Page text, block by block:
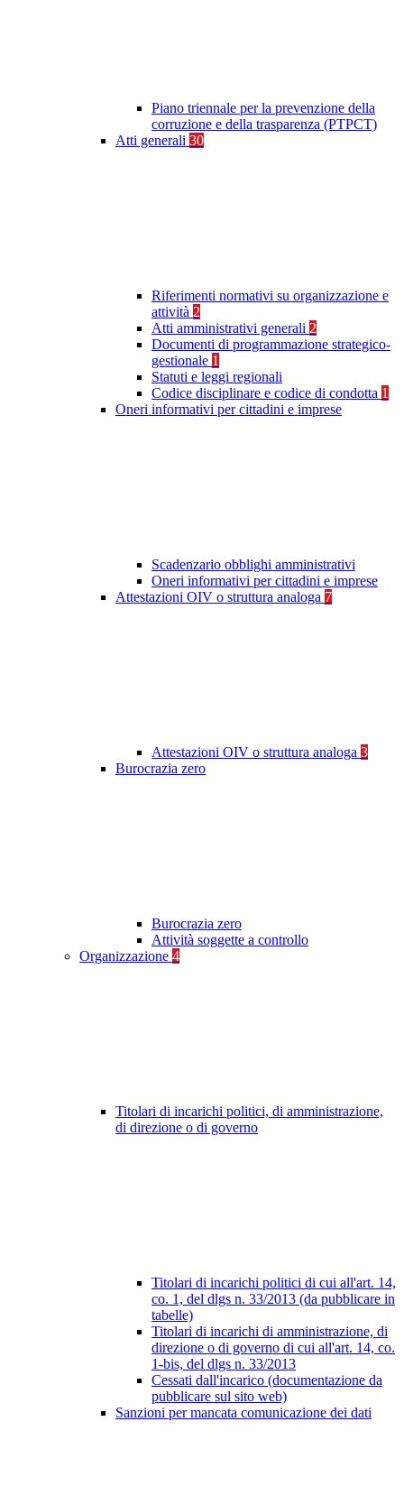
Piano triennale per la prevenzione della
corruzione e della trasparenza (PTPCT)
Atti generali 30
Riferimenti normativi su organizzazione e
attività 2
Atti amministrativi generali 2
Documenti di programmazione strategico-
gestionale 1
Statuti e leggi regionali
Codice disciplinare e codice di condotta 1
Oneri informativi per cittadini e imprese
Scadenzario obblighi amministrativi
Oneri informativi per cittadini e imprese
Attestazioni OIV o struttura analoga 7
Attestazioni OIV o struttura analoga 3
Burocrazia zero
Burocrazia zero
Attività soggette a controllo
Organizzazione 4
Titolari di incarichi politici, di amministrazione,
di direzione o di governo
Titolari di incarichi politici di cui all'art. 14,
co. 1, del dlgs n. 33/2013 (da pubblicare in
tabelle)
Titolari di incarichi di amministrazione, di
direzione o di governo di cui all'art. 14, co.
1-bis, del dlgs n. 33/2013
Cessati dall'incarico (documentazione da
pubblicare sul sito web)
Sanzioni per mancata comunicazione dei dati